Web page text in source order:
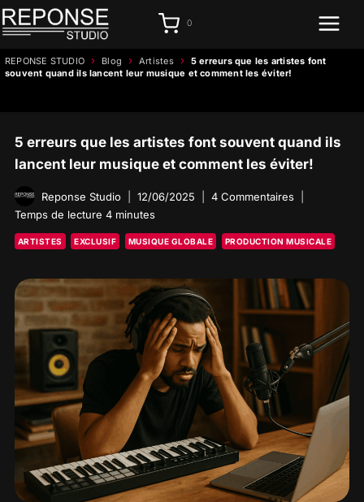
Aller
au
0
REPONSE STUDIO › Blog › Artistes ›
5 erreurs que les artistes font
souvent quand ils lancent leur musique et comment les éviter!
5 erreurs que les artistes font souvent quand ils
lancent leur musique et comment les éviter!
Reponse Studio 12/06/2025
4 Commentaires
Temps de lecture 4 minutes
ARTISTES EXCLUSIF MUSIQUE GLOBALE PRODUCTION MUSICALE